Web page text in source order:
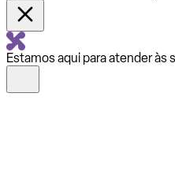
Estamos aqui para atender às